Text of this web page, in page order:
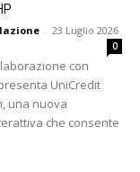
- 23 Luglio 2026
0
con
UniCredit
una nuova
che consente